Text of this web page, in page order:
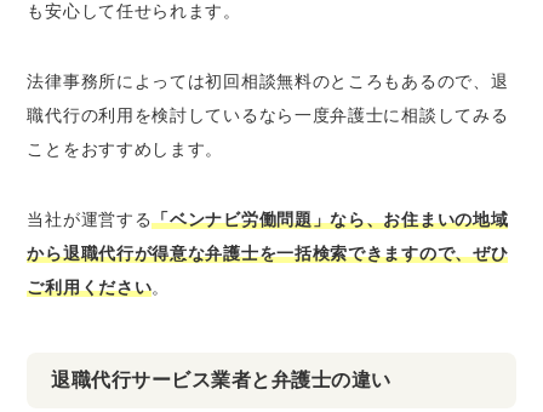
も安心して任せられます。
法律事務所によっては初回相談無料のところもあるので、退
職代行の利用を検討しているなら一度弁護士に相談してみる
ことをおすすめします。
当社が運営する「ベンナビ労働問題」なら、お住まいの地域
から退職代行が得意な弁護士を一括検索できますので、ぜひ
ご利用ください。
退職代行サービス業者と弁護士の違い